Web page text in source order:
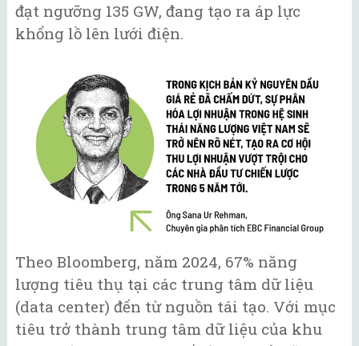
đạt ngưỡng 135 GW, đang tạo ra áp lực
khổng lồ lên lưới điện.
Theo Bloomberg, năm 2024, 67% năng
lượng tiêu thụ tại các trung tâm dữ liệu
(data center) đến từ nguồn tái tạo. Với mục
tiêu trở thành trung tâm dữ liệu của khu